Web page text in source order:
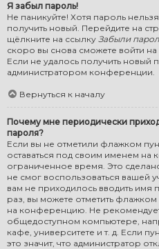
Я забыл пароль!
Не паникуйте! Хотя пароль
получить новый. Перейдите на
щёлкните на ссылку Забыли
скоро вы снова сможете войти
Если не удалось получить новый
администратором конференции.
Вернуться к началу
Почему мне периодически
пароля?
Если вы не отметили флажком
оставаться под своим именем
ограниченное время. Это
не смог воспользоваться вашей
вам не приходилось вводить имя
раз, вы можете отметить флажком
на конференцию. Не
общедоступном компьютере,
кафе, университете и т. д. Если
это значит, что администратор